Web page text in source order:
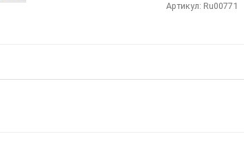
Артикул: Ru00771